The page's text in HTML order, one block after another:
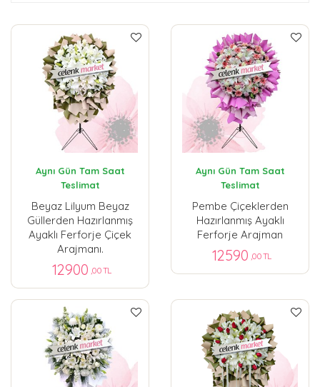
Aynı Gün Tam Saat
Teslimat
Beyaz Lilyum Beyaz
Güllerden Hazırlanmış
Ayaklı Ferforje Çiçek
Arajmanı.
12900 ,00 TL
Aynı Gün Tam Saat
Teslimat
Pembe Çiçeklerden
Hazırlanmış Ayaklı
Ferforje Arajman
12590 ,00 TL